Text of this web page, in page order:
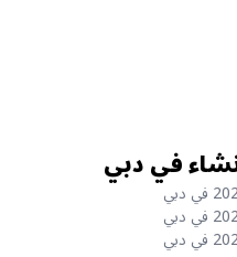
في دبي